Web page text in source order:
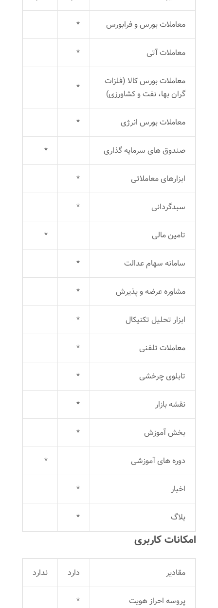
معاملات بورس و فرابورس *
معاملات آتی *
معاملات بورس کالا (فلزات
گران بها، نفت و کشاورزی)
*
معاملات بورس انرژی *
صندوق های سرمایه گذاری *
ابزارهای معاملاتی *
سبدگردانی *
تامین مالی *
سامانه سهام عدالت *
مشاوره عرضه و پذیرش *
ابزار تحلیل تکنیکال *
معاملات تلفنی *
تابلوی چرخشی *
نقشه بازار *
بخش آموزش *
دوره های آموزشی *
اخبار *
بلاگ *
امکانات کاربری
مقادیر دارد ندارد
پروسه احراز هویت *